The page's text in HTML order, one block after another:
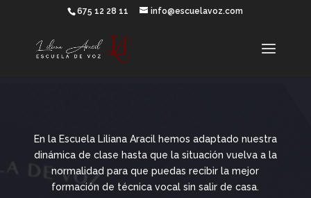
675 12 28 11 info@escuelavoz.com
En la Escuela Liliana Aracil hemos adaptado nuestra
dinámica de clase hasta que la situación vuelva a la
normalidad para que puedas recibir la mejor
formación de técnica vocal sin salir de casa.